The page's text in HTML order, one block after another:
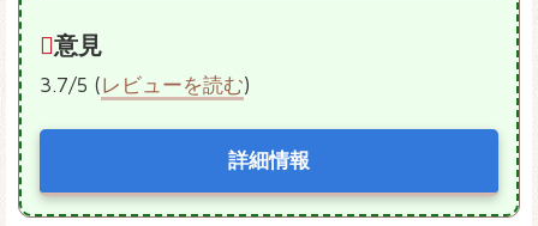
意見
3.7/5 (レビューを読む)
詳細情報